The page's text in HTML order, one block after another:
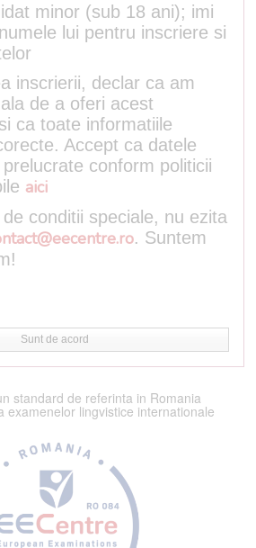
minor (sub 18 ani); imi
lui pentru inscriere si
inscrierii, declar ca am
de a oferi acest
ca toate informatiile
Accept ca datele
conform politicii
aici
conditii speciale, nu ezita
. Suntem
Sunt de acord
standard de referinta in Romania
examenelor lingvistice internationale